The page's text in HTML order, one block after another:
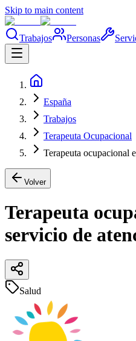
Skip to main content
Trabajos Personas
España
Trabajos
Terapeuta Ocupacional
Terapeuta ocupacional
Volver
Terapeuta
servicio de
Salud